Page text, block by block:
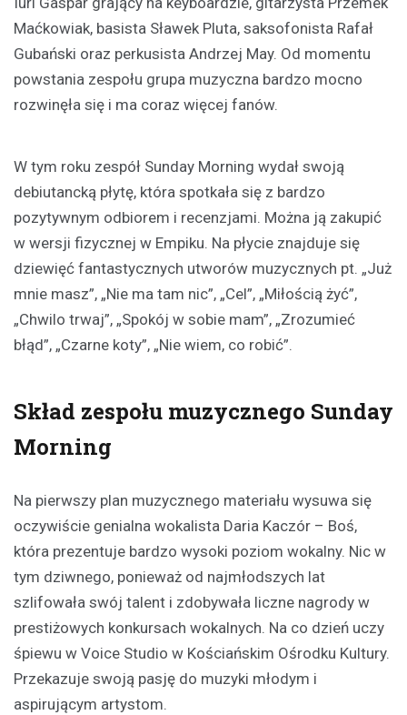
Maćkowiak, basista Sławek Pluta, saksofonista Rafał
Gubański oraz perkusista Andrzej May. Od momentu
powstania zespołu grupa muzyczna bardzo mocno
rozwinęła się i ma coraz więcej fanów.
W tym roku zespół Sunday Morning wydał swoją
debiutancką płytę, która spotkała się z bardzo
pozytywnym odbiorem i recenzjami. Można ją zakupić
w wersji fizycznej w Empiku. Na płycie znajduje się
dziewięć fantastycznych utworów muzycznych pt. „Już
mnie masz”, „Nie ma tam nic”, „Cel”, „Miłością żyć”,
„Chwilo trwaj”, „Spokój w sobie mam”, „Zrozumieć
błąd”, „Czarne koty”, „Nie wiem, co robić”.
Skład zespołu muzycznego Sunday
Morning
Na pierwszy plan muzycznego materiału wysuwa się
oczywiście genialna wokalista Daria Kaczór – Boś,
która prezentuje bardzo wysoki poziom wokalny. Nic w
tym dziwnego, ponieważ od najmłodszych lat
szlifowała swój talent i zdobywała liczne nagrody w
prestiżowych konkursach wokalnych. Na co dzień uczy
śpiewu w Voice Studio w Kościańskim Ośrodku Kultury.
Przekazuje swoją pasję do muzyki młodym i
aspirującym artystom.